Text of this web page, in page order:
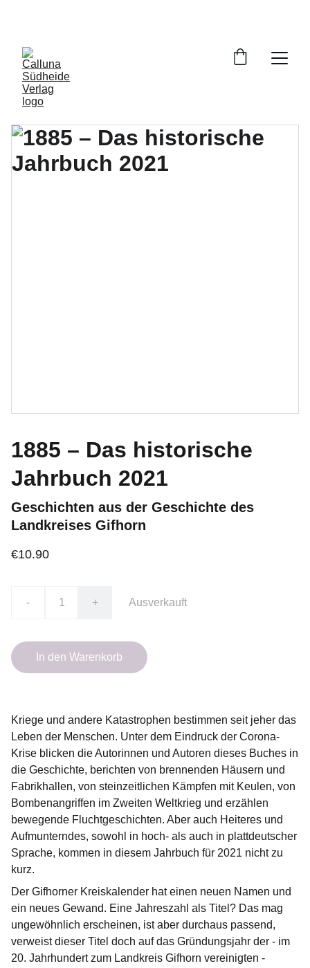
1885 – Das historische
Jahrbuch 2021
Geschichten aus der Geschichte des
Landkreises Gifhorn
€10.90
- + Ausverkauft
In den Warenkorb
Kriege und andere Katastrophen bestimmen seit jeher das
Leben der Menschen. Unter dem Eindruck der Corona-
Krise blicken die Autorinnen und Autoren dieses Buches in
die Geschichte, berichten von brennenden Häusern und
Fabrikhallen, von steinzeitlichen Kämpfen mit Keulen, von
Bombenangriffen im Zweiten Weltkrieg und erzählen
bewegende Fluchtgeschichten. Aber auch Heiteres und
Aufmunterndes, sowohl in hoch- als auch in plattdeutscher
Sprache, kommen in diesem Jahrbuch für 2021 nicht zu
kurz.
Der Gifhorner Kreiskalender hat einen neuen Namen und
ein neues Gewand. Eine Jahreszahl als Titel? Das mag
ungewöhnlich erscheinen, ist aber durchaus passend,
verweist dieser Titel doch auf das Gründungsjahr der - im
20. Jahrhundert zum Landkreis Gifhorn vereinigten -